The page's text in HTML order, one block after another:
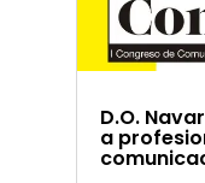
D.O.
a